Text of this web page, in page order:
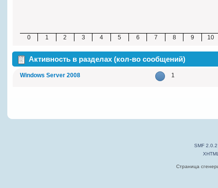
0 1 2 3 4 5 6 7 8 9 10
Активность в разделах (кол-во сообщений)
Windows Server 2008 1
SMF 2.0.2
Страница